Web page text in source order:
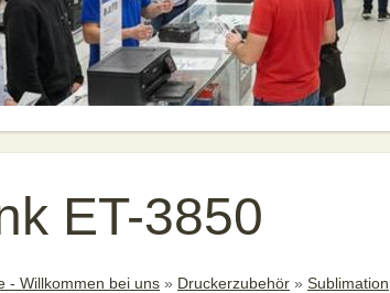
ET-3850
- Willkommen bei uns » Druckerzubehör » Sublimation